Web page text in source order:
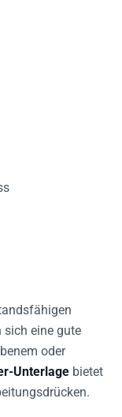
sich eine gute
oder
Unterlage bietet